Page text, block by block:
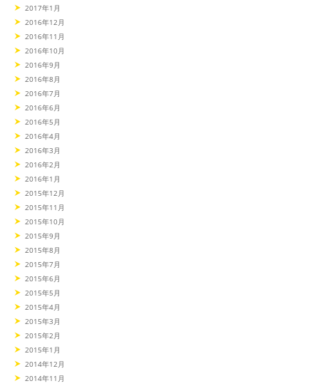
2017年1月
2016年12月
2016年11月
2016年10月
2016年9月
2016年8月
2016年7月
2016年6月
2016年5月
2016年4月
2016年3月
2016年2月
2016年1月
2015年12月
2015年11月
2015年10月
2015年9月
2015年8月
2015年7月
2015年6月
2015年5月
2015年4月
2015年3月
2015年2月
2015年1月
2014年12月
2014年11月